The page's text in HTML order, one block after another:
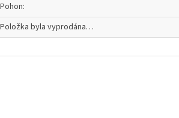
Pohon:
Položka byla vyprodána…